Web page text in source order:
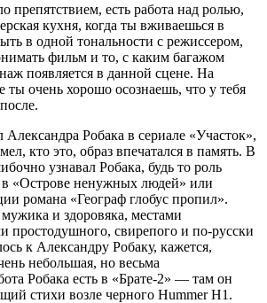
препятствием, есть работа над ролью,
кухня, когда ты вживаешься в
в одной тональности с режиссером,
фильм и то, с каким багажом
появляется в данной сцене. На
ты очень хорошо осознаешь, что у тебя
Робака в сериале «Участок»,
кто это, образ впечатался в память. В
узнавал Робака, будь то роль
в «Острове ненужных людей» или
романа «Географ глобус пропил».
и здоровяка, местами
простодушного, свирепого и по-русски
к Александру Робаку, кажется,
небольшая, но весьма
Робака есть в «Брате-2» — там он
стихи возле черного Hummer H1.